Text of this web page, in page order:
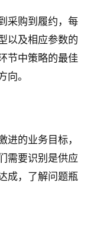
采购到履约，每
以及相应参数的
节中策略的最佳
向。
进的业务目标，
需要识别是供应
成，了解问题瓶